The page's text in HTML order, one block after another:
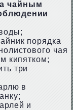
чайным
порядка
чая
кипятком;
три
в
и